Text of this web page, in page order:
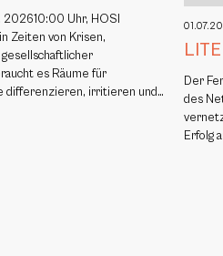
202610:00 Uhr, HOSI
Zeiten von Krisen,
es Räume für
differenzieren, irritieren und…
Der
des
Erfolg